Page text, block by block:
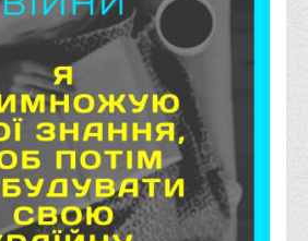
та культурно-мистецької роботи
навчання
зі сталого розвитку